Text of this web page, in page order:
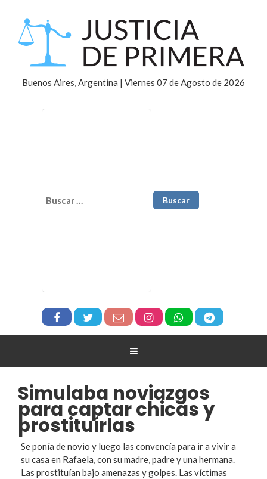
Buenos Aires, Argentina | Viernes 07 de Agosto de 2026
Simulaba noviazgos
para captar chicas y
prostituírlas
Se ponía de novio y luego las convencía para ir a vivir a
su casa en Rafaela, con su madre, padre y una hermana.
Las prostituían bajo amenazas y golpes. Las víctimas